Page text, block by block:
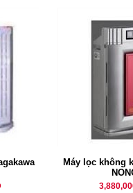
Máy lọc không